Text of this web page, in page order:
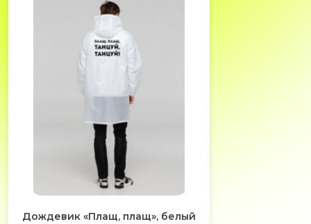
Дождевик «Плащ, плащ», белый